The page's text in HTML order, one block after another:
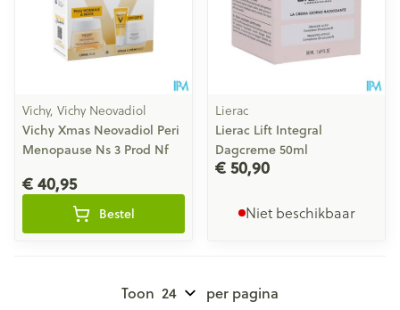
Vichy, Vichy Neovadiol
Vichy Xmas Neovadiol Peri
Menopause Ns 3 Prod Nf
€ 40,95
Bestel
Lierac
Lierac Lift Integral
Dagcreme 50ml
€ 50,90
Niet beschikbaar
Toon per pagina